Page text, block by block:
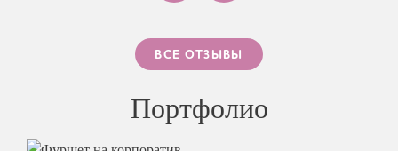
ВСЕ ОТЗЫВЫ
Портфолио